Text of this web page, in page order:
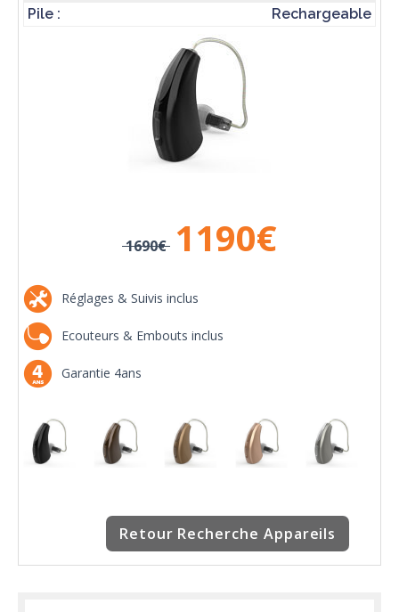
Pile :
Rechargeable
1690€ 1190€
Réglages & Suivis inclus
Ecouteurs & Embouts inclus
Garantie 4ans
Retour Recherche Appareils